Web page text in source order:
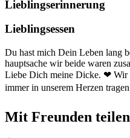
Lieblingserinnerung
Lieblingsessen
Du hast mich Dein Leben lang
hauptsache wir beide waren
Liebe Dich meine Dicke. ❤ Wir
immer in unserem Herzen
Mit Freunden